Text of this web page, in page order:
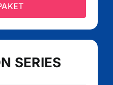
SERIES